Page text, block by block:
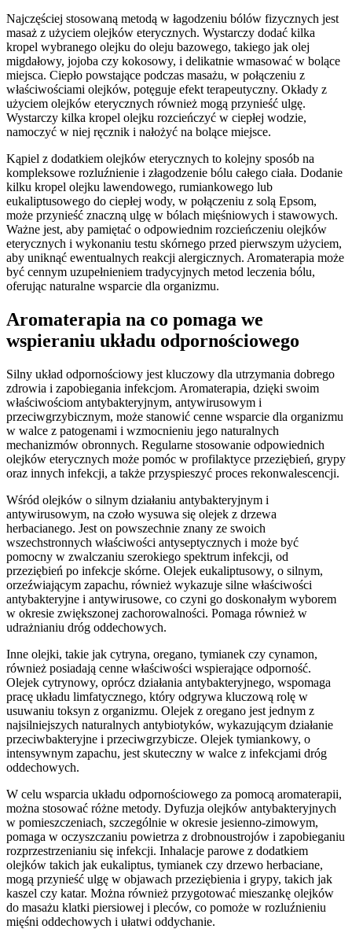
Najczęściej stosowaną metodą w łagodzeniu bólów fizycznych jest
masaż z użyciem olejków eterycznych. Wystarczy dodać kilka
kropel wybranego olejku do oleju bazowego, takiego jak olej
migdałowy, jojoba czy kokosowy, i delikatnie wmasować w bolące
miejsca. Ciepło powstające podczas masażu, w połączeniu z
właściwościami olejków, potęguje efekt terapeutyczny. Okłady z
użyciem olejków eterycznych również mogą przynieść ulgę.
Wystarczy kilka kropel olejku rozcieńczyć w ciepłej wodzie,
namoczyć w niej ręcznik i nałożyć na bolące miejsce.
Kąpiel z dodatkiem olejków eterycznych to kolejny sposób na
kompleksowe rozluźnienie i złagodzenie bólu całego ciała. Dodanie
kilku kropel olejku lawendowego, rumiankowego lub
eukaliptusowego do ciepłej wody, w połączeniu z solą Epsom,
może przynieść znaczną ulgę w bólach mięśniowych i stawowych.
Ważne jest, aby pamiętać o odpowiednim rozcieńczeniu olejków
eterycznych i wykonaniu testu skórnego przed pierwszym użyciem,
aby uniknąć ewentualnych reakcji alergicznych. Aromaterapia może
być cennym uzupełnieniem tradycyjnych metod leczenia bólu,
oferując naturalne wsparcie dla organizmu.
Aromaterapia na co pomaga we
wspieraniu układu odpornościowego
Silny układ odpornościowy jest kluczowy dla utrzymania dobrego
zdrowia i zapobiegania infekcjom. Aromaterapia, dzięki swoim
właściwościom antybakteryjnym, antywirusowym i
przeciwgrzybicznym, może stanowić cenne wsparcie dla organizmu
w walce z patogenami i wzmocnieniu jego naturalnych
mechanizmów obronnych. Regularne stosowanie odpowiednich
olejków eterycznych może pomóc w profilaktyce przeziębień, grypy
oraz innych infekcji, a także przyspieszyć proces rekonwalescencji.
Wśród olejków o silnym działaniu antybakteryjnym i
antywirusowym, na czoło wysuwa się olejek z drzewa
herbacianego. Jest on powszechnie znany ze swoich
wszechstronnych właściwości antyseptycznych i może być
pomocny w zwalczaniu szerokiego spektrum infekcji, od
przeziębień po infekcje skórne. Olejek eukaliptusowy, o silnym,
orzeźwiającym zapachu, również wykazuje silne właściwości
antybakteryjne i antywirusowe, co czyni go doskonałym wyborem
w okresie zwiększonej zachorowalności. Pomaga również w
udrażnianiu dróg oddechowych.
Inne olejki, takie jak cytryna, oregano, tymianek czy cynamon,
również posiadają cenne właściwości wspierające odporność.
Olejek cytrynowy, oprócz działania antybakteryjnego, wspomaga
pracę układu limfatycznego, który odgrywa kluczową rolę w
usuwaniu toksyn z organizmu. Olejek z oregano jest jednym z
najsilniejszych naturalnych antybiotyków, wykazującym działanie
przeciwbakteryjne i przeciwgrzybicze. Olejek tymiankowy, o
intensywnym zapachu, jest skuteczny w walce z infekcjami dróg
oddechowych.
W celu wsparcia układu odpornościowego za pomocą aromaterapii,
można stosować różne metody. Dyfuzja olejków antybakteryjnych
w pomieszczeniach, szczególnie w okresie jesienno-zimowym,
pomaga w oczyszczaniu powietrza z drobnoustrojów i zapobieganiu
rozprzestrzenianiu się infekcji. Inhalacje parowe z dodatkiem
olejków takich jak eukaliptus, tymianek czy drzewo herbaciane,
mogą przynieść ulgę w objawach przeziębienia i grypy, takich jak
kaszel czy katar. Można również przygotować mieszankę olejków
do masażu klatki piersiowej i pleców, co pomoże w rozluźnieniu
mięśni oddechowych i ułatwi oddychanie.